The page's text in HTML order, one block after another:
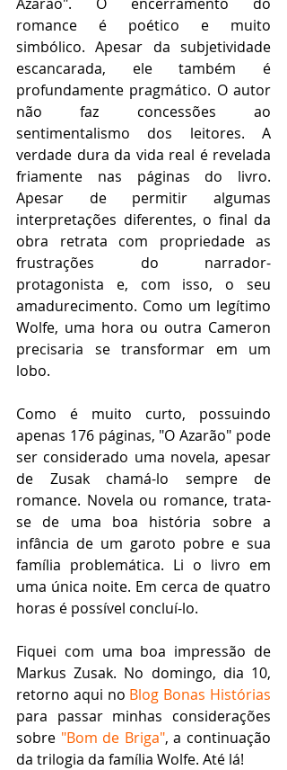
romance é poético e muito
simbólico. Apesar da subjetividade
escancarada, ele também é
profundamente pragmático. O autor
não faz concessões ao
sentimentalismo dos leitores. A
verdade dura da vida real é revelada
friamente nas páginas do livro.
Apesar de permitir algumas
interpretações diferentes, o final da
obra retrata com propriedade as
frustrações do narrador-
protagonista e, com isso, o seu
amadurecimento. Como um legítimo
Wolfe, uma hora ou outra Cameron
precisaria se transformar em um
lobo.
Como é muito curto, possuindo
apenas 176 páginas, "O Azarão" pode
ser considerado uma novela, apesar
de Zusak chamá-lo sempre de
romance. Novela ou romance, trata-
se de uma boa história sobre a
infância de um garoto pobre e sua
família problemática. Li o livro em
uma única noite. Em cerca de quatro
horas é possível concluí-lo.
Fiquei com uma boa impressão de
Markus Zusak. No domingo, dia 10,
retorno aqui no Blog Bonas Histórias
para passar minhas considerações
sobre "Bom de Briga", a continuação
da trilogia da família Wolfe. Até lá!